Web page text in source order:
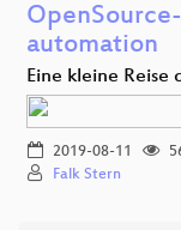
automation
Eine kleine Reise
2019-08-11
Falk Stern